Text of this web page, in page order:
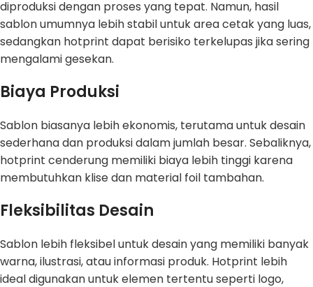
diproduksi dengan proses yang tepat. Namun, hasil
sablon umumnya lebih stabil untuk area cetak yang luas,
sedangkan hotprint dapat berisiko terkelupas jika sering
mengalami gesekan.
Biaya Produksi
Sablon biasanya lebih ekonomis, terutama untuk desain
sederhana dan produksi dalam jumlah besar. Sebaliknya,
hotprint cenderung memiliki biaya lebih tinggi karena
membutuhkan klise dan material foil tambahan.
Fleksibilitas Desain
Sablon lebih fleksibel untuk desain yang memiliki banyak
warna, ilustrasi, atau informasi produk. Hotprint lebih
ideal digunakan untuk elemen tertentu seperti logo,